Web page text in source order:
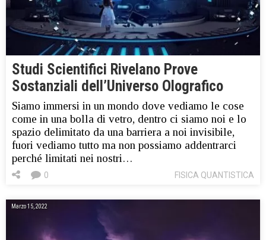
Studi Scientifici Rivelano Prove
Sostanziali dell’Universo Olografico
Siamo immersi in un mondo dove vediamo le cose
come in una bolla di vetro, dentro ci siamo noi e lo
spazio delimitato da una barriera a noi invisibile,
fuori vediamo tutto ma non possiamo addentrarci
perché limitati nei nostri…
FISICA QUANTISTICA
0
Marzo 15, 2022